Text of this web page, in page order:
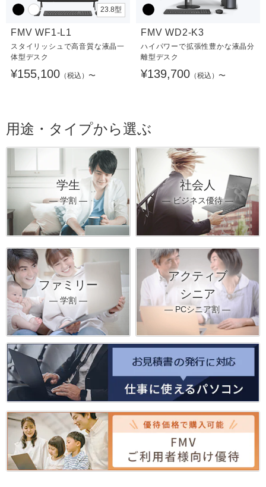
23.8型
FMV WF1-L1
スタイリッシュで高音質な液晶一
体型デスク
¥155,100 （税込）〜
FMV WD2-K3
ハイパワーで拡張性豊かな液晶分
離型デスク
¥139,700 （税込）〜
用途・タイプから選ぶ
学生
― 学割 ―
社会人
― ビジネス優待 ―
ファミリー
― 学割 ―
アクティブ
シニア
― PCシニア割 ―